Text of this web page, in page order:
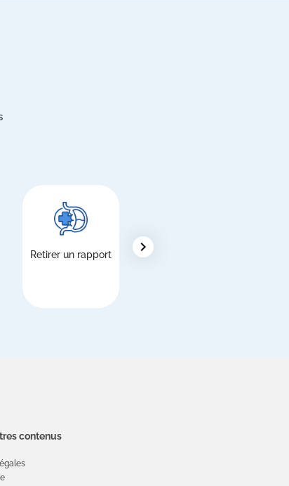
Retirer un rapport chevron_right
contenus